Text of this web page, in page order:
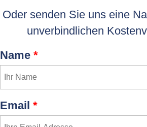
Oder senden Sie uns eine
unverbindlichen
Name *
Email *